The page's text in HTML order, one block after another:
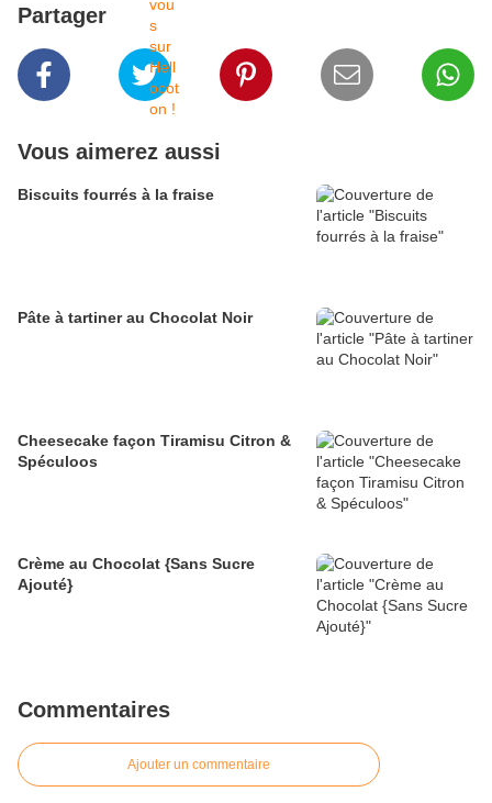
Partager
Vous aimerez aussi
Biscuits fourrés à la fraise
Pâte à tartiner au Chocolat Noir
Cheesecake façon Tiramisu Citron &
Spéculoos
Crème au Chocolat {Sans Sucre
Ajouté}
Commentaires
Ajouter un commentaire